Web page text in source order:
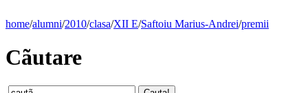
home/alumni/2010/clasa/XII E/Saftoiu Marius-Andrei/premii
Cãutare